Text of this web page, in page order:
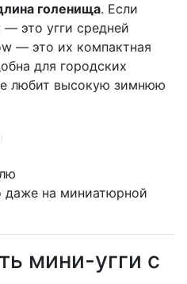
голенища. Если
— это угги средней
— это их компактная
для городских
любит высокую зимнюю
даже на миниатюрной
мини-угги с